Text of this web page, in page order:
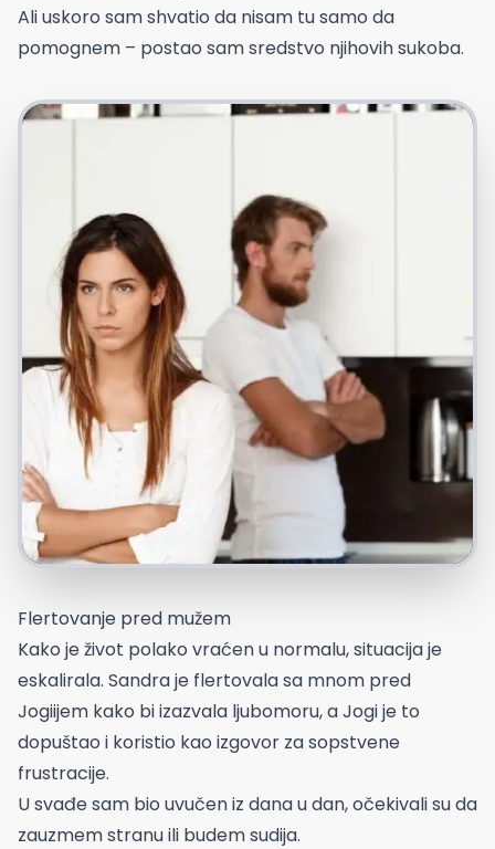
Ali uskoro sam shvatio da nisam tu samo da
pomognem – postao sam sredstvo njihovih sukoba.
Foto: Freepik.com
Flertovanje pred mužem
Kako je život polako vraćen u normalu, situacija je
eskalirala. Sandra je flertovala sa mnom pred
Jogiijem kako bi izazvala ljubomoru, a Jogi je to
dopuštao i koristio kao izgovor za sopstvene
frustracije.
U svađe sam bio uvučen iz dana u dan, očekivali su da
zauzmem stranu ili budem sudija.